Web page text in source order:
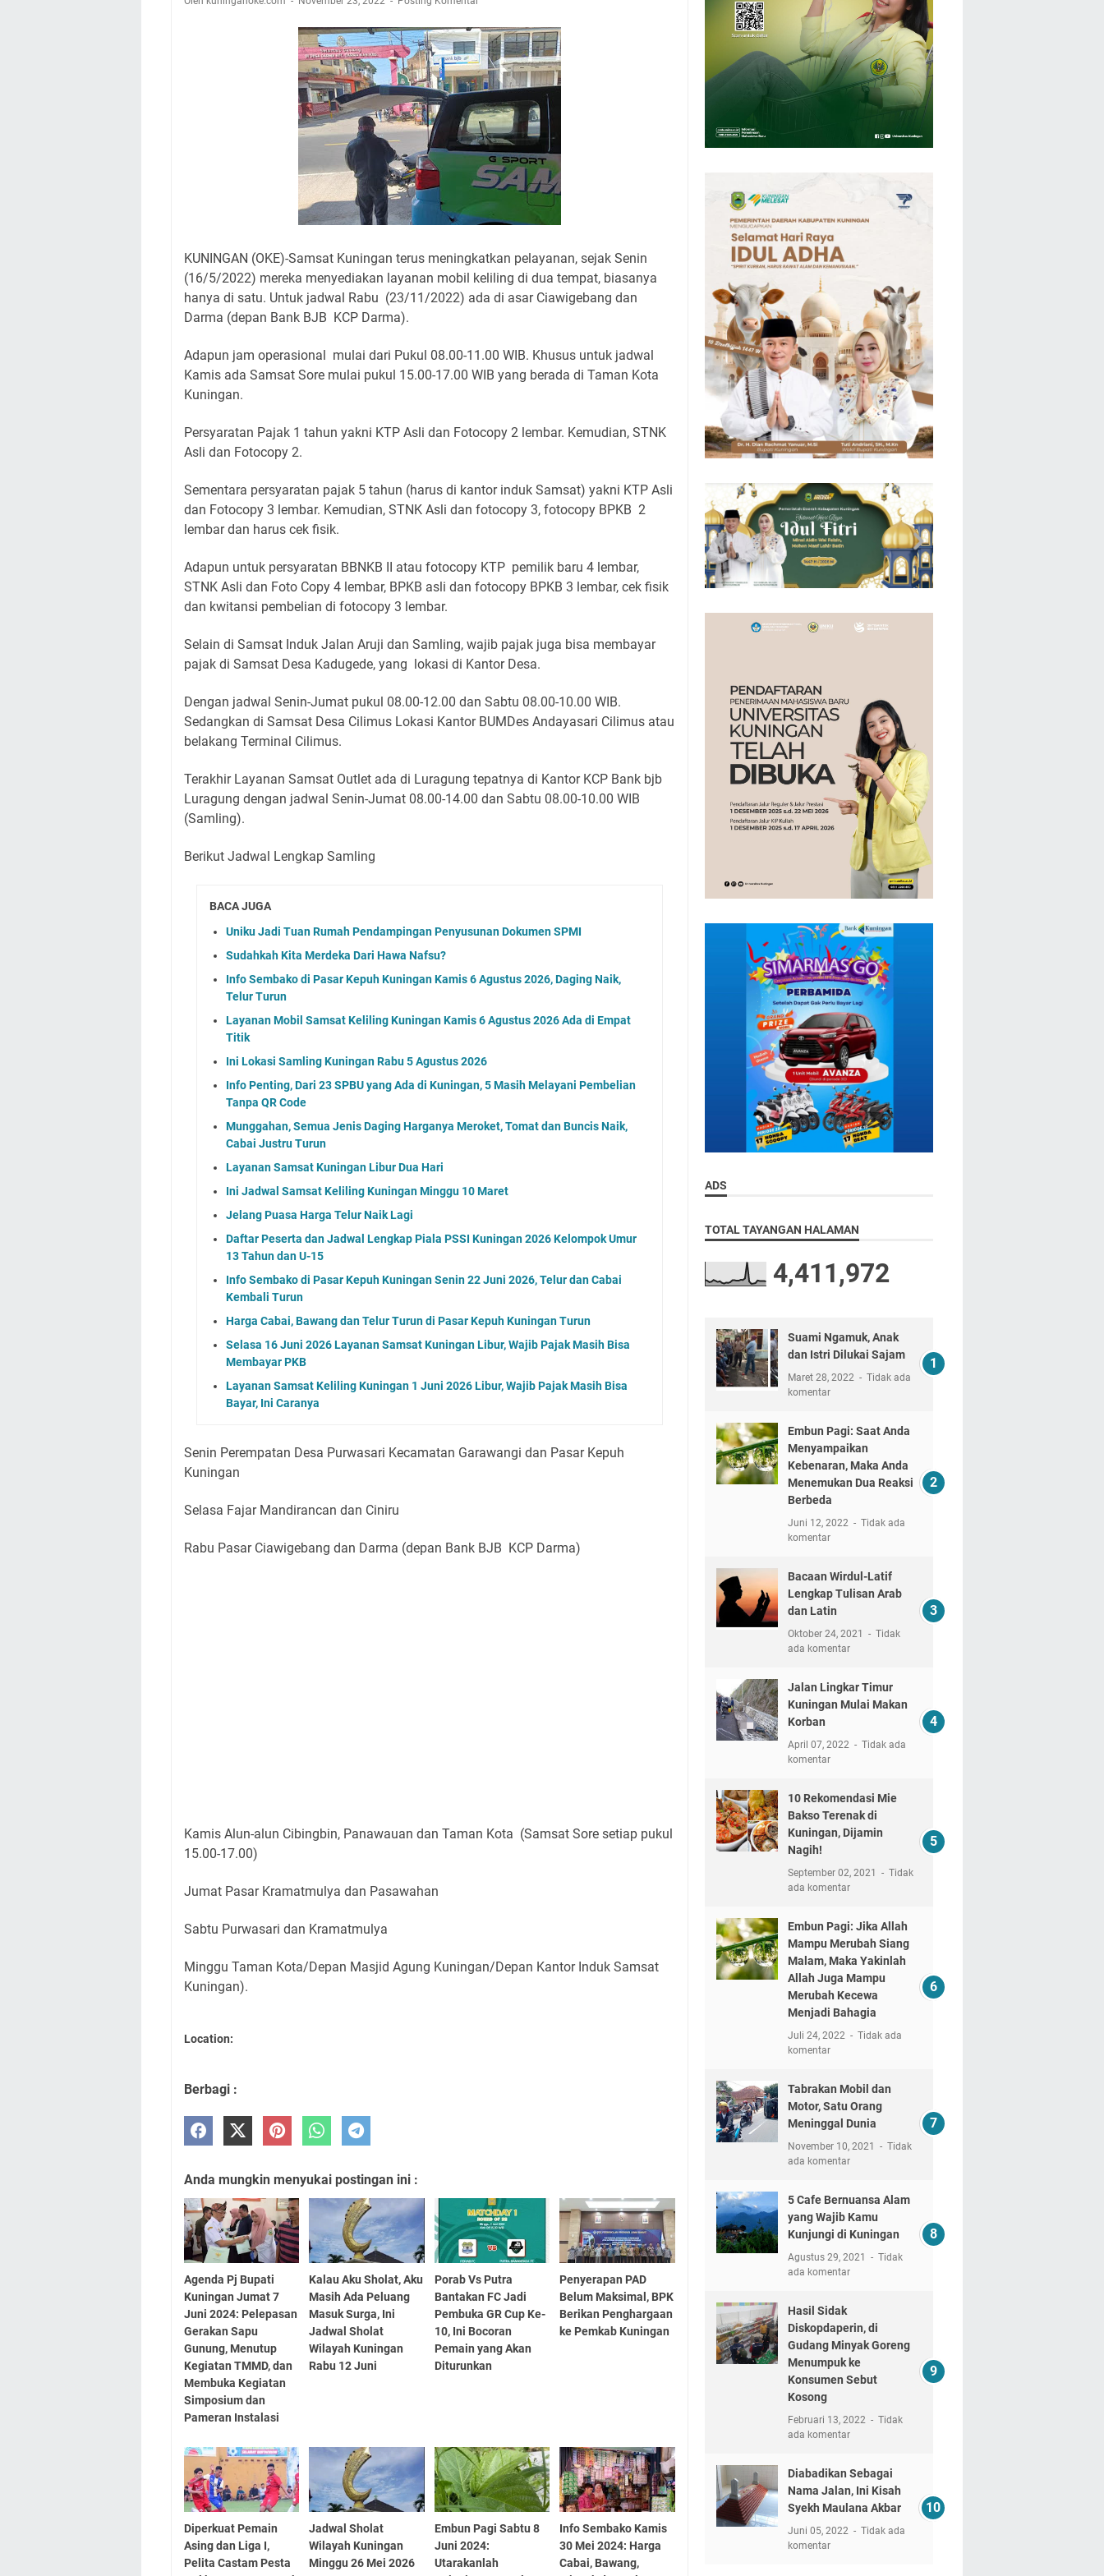
Agenda Kegiatan Bupati, Wabup dan Sekda Kuningan Rabu 5 Agustus 2026 Masing-masing
Dua Acara
Ini Lokasi Samling Kuningan Rabu 5 Agustus 2026
Uniku Jadi Tuan Rumah Pendampingan Penyusunan Dokumen SPMI
Sudahkah Kita Merdeka Dari Hawa Nafsu?
KUNINGAN (OKE)-Samsat Kuningan terus meningkatkan pelayanan, sejak Senin
(16/5/2022) mereka menyediakan layanan mobil keliling di dua tempat, biasanya
hanya di satu. Untuk jadwal Rabu (23/11/2022) ada di asar Ciawigebang dan
Darma (depan Bank BJB KCP Darma).
Adapun jam operasional mulai dari Pukul 08.00-11.00 WIB. Khusus untuk jadwal
Kamis ada Samsat Sore mulai pukul 15.00-17.00 WIB yang berada di Taman Kota
Kuningan.
Persyaratan Pajak 1 tahun yakni KTP Asli dan Fotocopy 2 lembar. Kemudian, STNK
Asli dan Fotocopy 2.
Sementara persyaratan pajak 5 tahun (harus di kantor induk Samsat) yakni KTP Asli
dan Fotocopy 3 lembar. Kemudian, STNK Asli dan fotocopy 3, fotocopy BPKB 2
lembar dan harus cek fisik.
Adapun untuk persyaratan BBNKB II atau fotocopy KTP pemilik baru 4 lembar,
STNK Asli dan Foto Copy 4 lembar, BPKB asli dan fotocopy BPKB 3 lembar, cek fisik
dan kwitansi pembelian di fotocopy 3 lembar.
Selain di Samsat Induk Jalan Aruji dan Samling, wajib pajak juga bisa membayar
pajak di Samsat Desa Kadugede, yang lokasi di Kantor Desa.
Dengan jadwal Senin-Jumat pukul 08.00-12.00 dan Sabtu 08.00-10.00 WIB.
Sedangkan di Samsat Desa Cilimus Lokasi Kantor BUMDes Andayasari Cilimus atau
belakang Terminal Cilimus.
Terakhir Layanan Samsat Outlet ada di Luragung tepatnya di Kantor KCP Bank bjb
Luragung dengan jadwal Senin-Jumat 08.00-14.00 dan Sabtu 08.00-10.00 WIB
(Samling).
Berikut Jadwal Lengkap Samling
BACA JUGA
Uniku Jadi Tuan Rumah Pendampingan Penyusunan Dokumen SPMI
Sudahkah Kita Merdeka Dari Hawa Nafsu?
Info Sembako di Pasar Kepuh Kuningan Kamis 6 Agustus 2026, Daging Naik,
Telur Turun
Layanan Mobil Samsat Keliling Kuningan Kamis 6 Agustus 2026 Ada di Empat
Titik
Ini Lokasi Samling Kuningan Rabu 5 Agustus 2026
Info Penting, Dari 23 SPBU yang Ada di Kuningan, 5 Masih Melayani Pembelian
Tanpa QR Code
Munggahan, Semua Jenis Daging Harganya Meroket, Tomat dan Buncis Naik,
Cabai Justru Turun
Layanan Samsat Kuningan Libur Dua Hari
Ini Jadwal Samsat Keliling Kuningan Minggu 10 Maret
Jelang Puasa Harga Telur Naik Lagi
Daftar Peserta dan Jadwal Lengkap Piala PSSI Kuningan 2026 Kelompok Umur
13 Tahun dan U-15
Info Sembako di Pasar Kepuh Kuningan Senin 22 Juni 2026, Telur dan Cabai
Kembali Turun
Harga Cabai, Bawang dan Telur Turun di Pasar Kepuh Kuningan Turun
Selasa 16 Juni 2026 Layanan Samsat Kuningan Libur, Wajib Pajak Masih Bisa
Membayar PKB
Layanan Samsat Keliling Kuningan 1 Juni 2026 Libur, Wajib Pajak Masih Bisa
Bayar, Ini Caranya
Senin Perempatan Desa Purwasari Kecamatan Garawangi dan Pasar Kepuh
Kuningan
Selasa Fajar Mandirancan dan Ciniru
Rabu Pasar Ciawigebang dan Darma (depan Bank BJB KCP Darma)
Kamis Alun-alun Cibingbin, Panawauan dan Taman Kota (Samsat Sore setiap pukul
15.00-17.00)
Jumat Pasar Kramatmulya dan Pasawahan
Sabtu Purwasari dan Kramatmulya
Minggu Taman Kota/Depan Masjid Agung Kuningan/Depan Kantor Induk Samsat
Kuningan).
Location:
Berbagi :
Anda mungkin menyukai postingan ini :
Agenda Pj Bupati
Kuningan Jumat 7
Juni 2024: Pelepasan
Gerakan Sapu
Gunung, Menutup
Kegiatan TMMD, dan
Membuka Kegiatan
Simposium dan
Pameran Instalasi
Kalau Aku Sholat, Aku
Masih Ada Peluang
Masuk Surga, Ini
Jadwal Sholat
Wilayah Kuningan
Rabu 12 Juni
Porab Vs Putra
Bantakan FC Jadi
Pembuka GR Cup Ke-
10, Ini Bocoran
Pemain yang Akan
Diturunkan
Penyerapan PAD
Belum Maksimal, BPK
Berikan Penghargaan
ke Pemkab Kuningan
Diperkuat Pemain
Asing dan Liga I,
Pelita Castam Pesta
Jadwal Sholat
Wilayah Kuningan
Minggu 26 Mei 2026
Embun Pagi Sabtu 8
Juni 2024:
Utarakanlah
Info Sembako Kamis
30 Mei 2024: Harga
Cabai, Bawang,
ADS
TOTAL TAYANGAN HALAMAN
4,411,972
Suami Ngamuk, Anak
dan Istri Dilukai Sajam
Maret 28, 2022
Tidak ada
komentar
Embun Pagi: Saat Anda
Menyampaikan
Kebenaran, Maka Anda
Menemukan Dua Reaksi
Berbeda
Juni 12, 2022
Tidak ada
komentar
Bacaan Wirdul-Latif
Lengkap Tulisan Arab
dan Latin
Oktober 24, 2021
Tidak
ada komentar
Jalan Lingkar Timur
Kuningan Mulai Makan
Korban
April 07, 2022
Tidak ada
komentar
10 Rekomendasi Mie
Bakso Terenak di
Kuningan, Dijamin
Nagih!
September 02, 2021
Tidak
ada komentar
Embun Pagi: Jika Allah
Mampu Merubah Siang
Malam, Maka Yakinlah
Allah Juga Mampu
Merubah Kecewa
Menjadi Bahagia
Juli 24, 2022
Tidak ada
komentar
Tabrakan Mobil dan
Motor, Satu Orang
Meninggal Dunia
November 10, 2021
Tidak
ada komentar
5 Cafe Bernuansa Alam
yang Wajib Kamu
Kunjungi di Kuningan
Agustus 29, 2021
Tidak
ada komentar
Hasil Sidak
Diskopdaperin, di
Gudang Minyak Goreng
Menumpuk ke
Konsumen Sebut
Kosong
Februari 13, 2022
Tidak
ada komentar
Diabadikan Sebagai
Nama Jalan, Ini Kisah
Syekh Maulana Akbar
Juni 05, 2022
Tidak ada
komentar